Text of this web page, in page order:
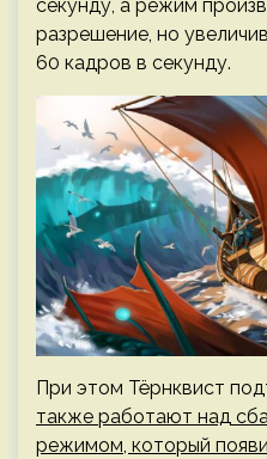
секунду, а режим
разрешение, но
60 кадров в секунду.
При этом Тёрнквист
также работают над
режимом, который